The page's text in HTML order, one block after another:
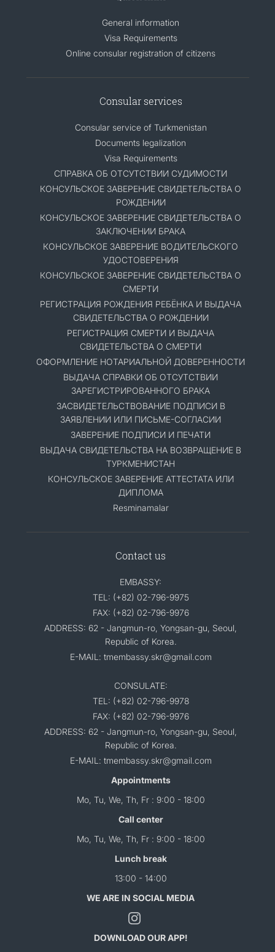
General information
Visa Requirements
Online consular registration of citizens
Consular services
Consular service of Turkmenistan
Documents legalization
Visa Requirements
СПРАВКА ОБ ОТСУТСТВИИ СУДИМОСТИ
КОНСУЛЬСКОЕ ЗАВЕРЕНИЕ СВИДЕТЕЛЬСТВА О
РОЖДЕНИИ
КОНСУЛЬСКОЕ ЗАВЕРЕНИЕ СВИДЕТЕЛЬСТВА О
ЗАКЛЮЧЕНИИ БРАКА
КОНСУЛЬСКОЕ ЗАВЕРЕНИЕ ВОДИТЕЛЬСКОГО
УДОСТОВЕРЕНИЯ
КОНСУЛЬСКОЕ ЗАВЕРЕНИЕ СВИДЕТЕЛЬСТВА О
СМЕРТИ
РЕГИСТРАЦИЯ РОЖДЕНИЯ РЕБЁНКА И ВЫДАЧА
СВИДЕТЕЛЬСТВА О РОЖДЕНИИ
РЕГИСТРАЦИЯ СМЕРТИ И ВЫДАЧА
СВИДЕТЕЛЬСТВА О СМЕРТИ
ОФОРМЛЕНИЕ НОТАРИАЛЬНОЙ ДОВЕРЕННОСТИ
ВЫДАЧА СПРАВКИ ОБ ОТСУТСТВИИ
ЗАРЕГИСТРИРОВАННОГО БРАКА
ЗАСВИДЕТЕЛЬСТВОВАНИЕ ПОДПИСИ В
ЗАЯВЛЕНИИ ИЛИ ПИСЬМЕ-СОГЛАСИИ
ЗАВЕРЕНИЕ ПОДПИСИ И ПЕЧАТИ
ВЫДАЧА СВИДЕТЕЛЬСТВА НА ВОЗВРАЩЕНИЕ В
ТУРКМЕНИСТАН
КОНСУЛЬСКОЕ ЗАВЕРЕНИЕ АТТЕСТАТА ИЛИ
ДИПЛОМА
Resminamalar
Contact us
EMBASSY:
TEL: (+82) 02-796-9975
FAX: (+82) 02-796-9976
ADDRESS: 62 - Jangmun-ro, Yongsan-gu, Seoul,
Republic of Korea.
E-MAIL: tmembassy.skr@gmail.com
CONSULATE:
TEL: (+82) 02-796-9978
FAX: (+82) 02-796-9976
ADDRESS: 62 - Jangmun-ro, Yongsan-gu, Seoul,
Republic of Korea.
E-MAIL: tmembassy.skr@gmail.com
Appointments
Mo, Tu, We, Th, Fr : 9:00 - 18:00
Call center
Mo, Tu, We, Th, Fr : 9:00 - 18:00
Lunch break
13:00 - 14:00
WE ARE IN SOCIAL MEDIA
DOWNLOAD OUR APP!